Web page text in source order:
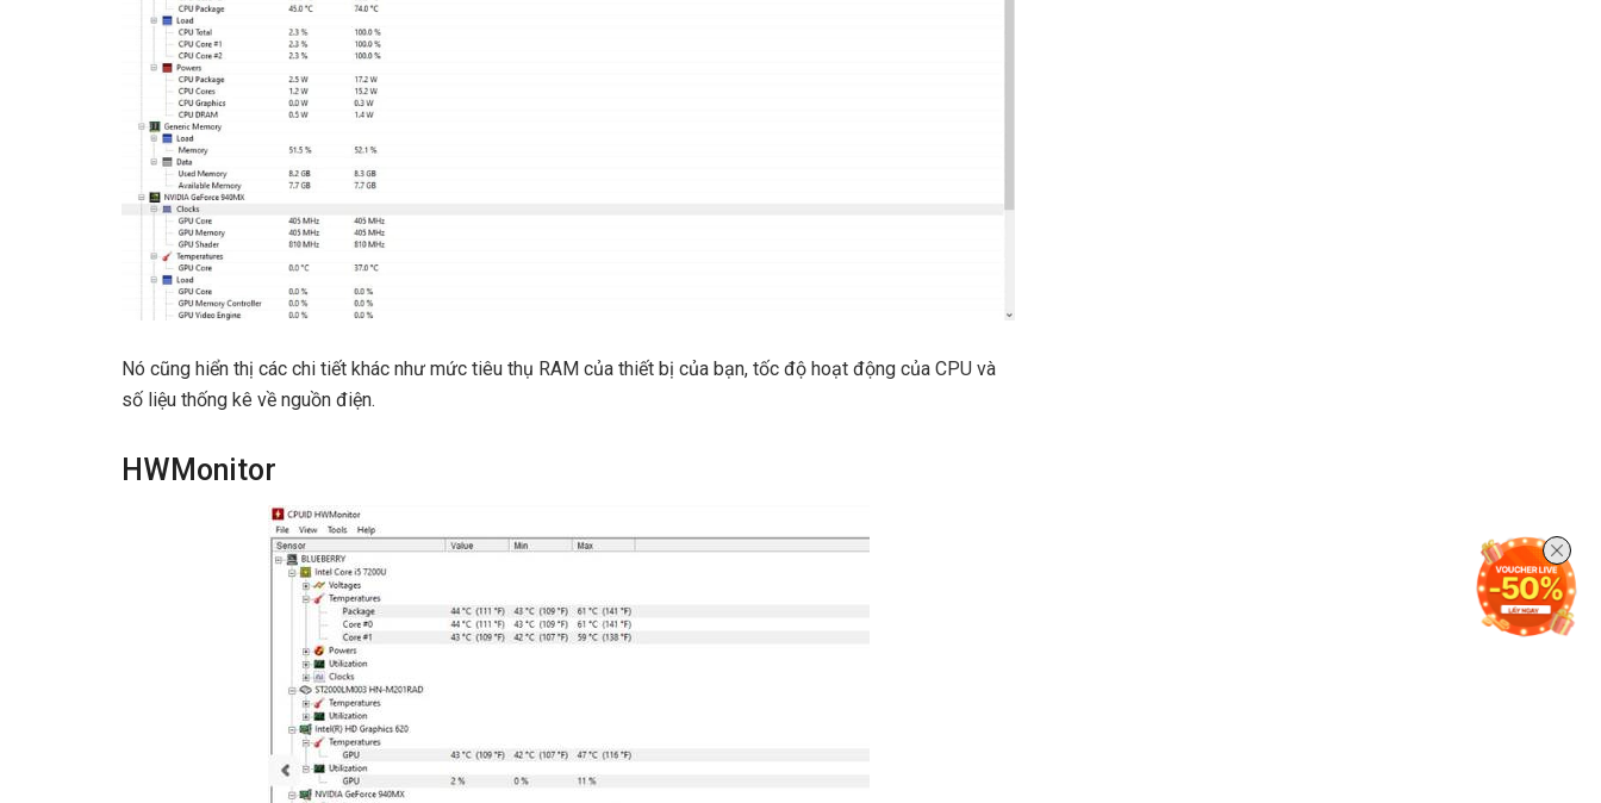
Nó cũng hiển thị các chi tiết khác như mức tiêu thụ RAM của thiết bị của bạn, tốc độ hoạt động của CPU và
số liệu thống kê về nguồn điện.
HWMonitor